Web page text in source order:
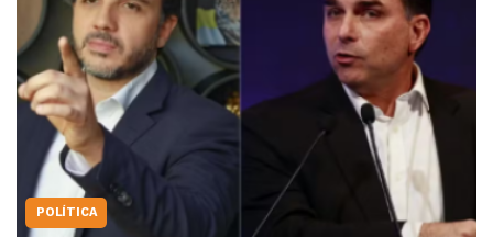
POLÍTICA